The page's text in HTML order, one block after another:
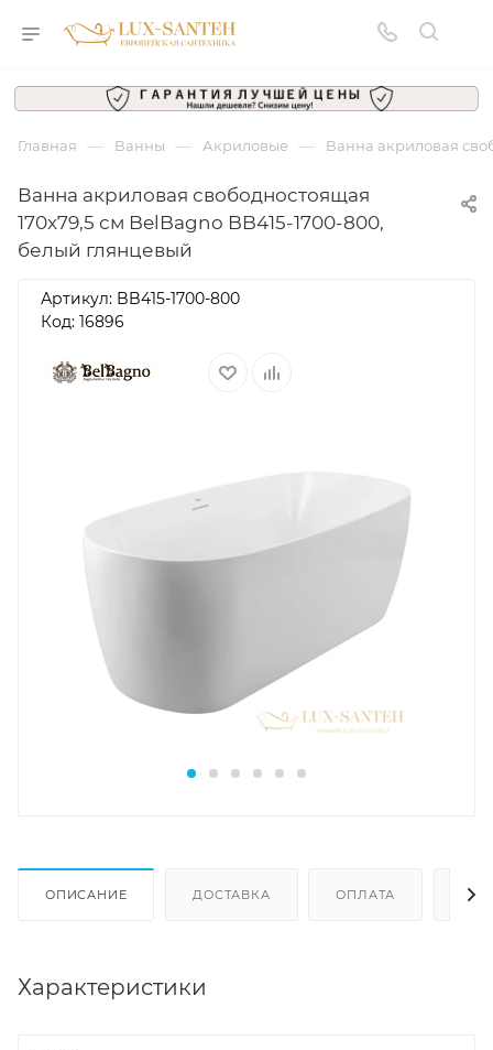
Главная — Ванны — Акриловые — Ванна акриловая
Ванна акриловая свободностоящая
170x79,5 см BelBagno BB415-1700-800,
белый глянцевый
Артикул: BB415-1700-800
Код: 16896
ОПИСАНИЕ ДОСТАВКА ОПЛАТА
Характеристики